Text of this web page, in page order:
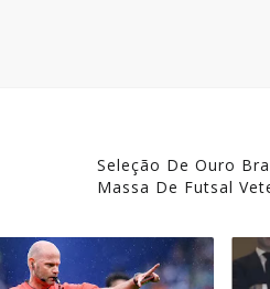
Seleção De Ouro
Massa De Futsal